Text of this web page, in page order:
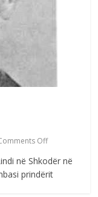
Off
artistja e mirëfilltë
Off
Off
në Shkodër në
prindërit